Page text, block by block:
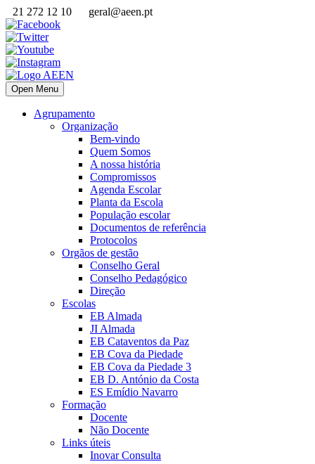
21 272 12 10 geral@aeen.pt
Open Menu
Agrupamento
Organização
Bem-vindo
Quem Somos
A nossa história
Compromissos
Agenda Escolar
Planta da Escola
População escolar
Documentos de referência
Protocolos
Orgãos de gestão
Conselho Geral
Conselho Pedagógico
Direção
Escolas
EB Almada
JI Almada
EB Cataventos da Paz
EB Cova da Piedade
EB Cova da Piedade 3
EB D. António da Costa
ES Emídio Navarro
Formação
Docente
Não Docente
Links úteis
Inovar Consulta